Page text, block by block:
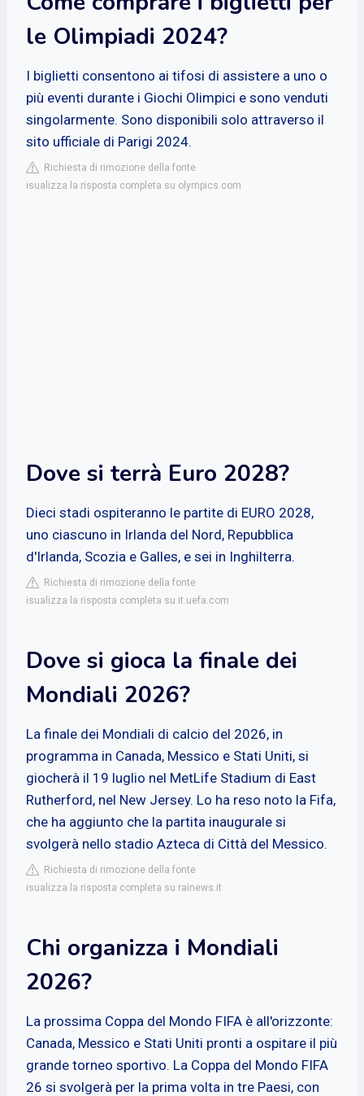
le Olimpiadi 2024?
I biglietti consentono ai tifosi di assistere a uno o
più eventi durante i Giochi Olimpici e sono venduti
singolarmente. Sono disponibili solo attraverso il
sito ufficiale di Parigi 2024.
Richiesta di rimozione della fonte
isualizza la risposta completa su olympics.com
Dove si terrà Euro 2028?
Dieci stadi ospiteranno le partite di EURO 2028,
uno ciascuno in Irlanda del Nord, Repubblica
d'Irlanda, Scozia e Galles, e sei in Inghilterra.
Richiesta di rimozione della fonte
isualizza la risposta completa su it.uefa.com
Dove si gioca la finale dei
Mondiali 2026?
La finale dei Mondiali di calcio del 2026, in
programma in Canada, Messico e Stati Uniti, si
giocherà il 19 luglio nel MetLife Stadium di East
Rutherford, nel New Jersey. Lo ha reso noto la Fifa,
che ha aggiunto che la partita inaugurale si
svolgerà nello stadio Azteca di Città del Messico.
Richiesta di rimozione della fonte
isualizza la risposta completa su rainews.it
Chi organizza i Mondiali
2026?
La prossima Coppa del Mondo FIFA è all'orizzonte:
Canada, Messico e Stati Uniti pronti a ospitare il più
grande torneo sportivo. La Coppa del Mondo FIFA
26 si svolgerà per la prima volta in tre Paesi, con